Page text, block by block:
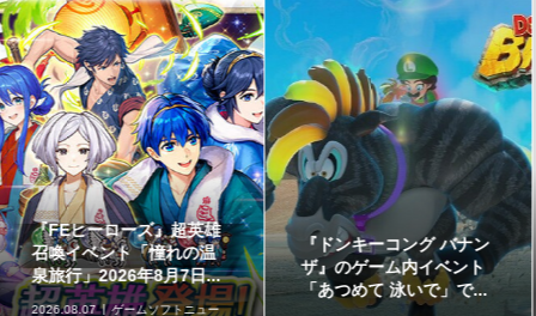
【イベントレポート】実
際に草が揺れる生息地づ
くりを体験!!「リアル『...
赤ちゃん向けスピナー
「KIRBY ピタッとくるる
ん♪カービィスピナー」...